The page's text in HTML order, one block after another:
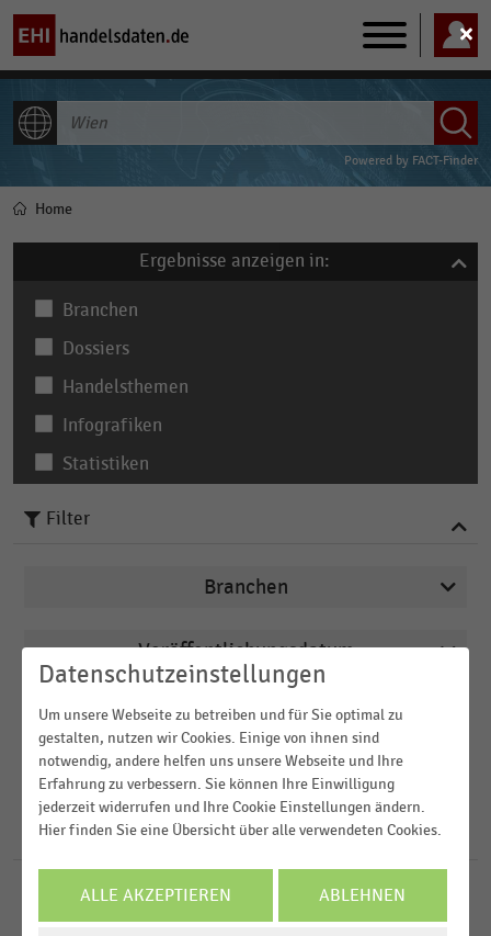
Main
navigation
Powered by FACT-Finder
Pfadnavigation
Home
Ergebnisse anzeigen in:
Branchen
Dossiers
Handelsthemen
Infografiken
Statistiken
921Ergebnisse fürWien
EINKAUFSVERHALTEN
Durchschnittliche Pro-Kopf-Ausgaben der
Filter
Branchen
Apotheken
Arbeitsmarkt
Augenoptiker
Bäckereien
Bau- und Heimwerkermärkte
MEHR ANZEIGEN
Veröffentlichungsdatum
2025
2024
2023
MEHR ANZEIGEN
Region
Deutschland
Österreich
Schweiz
D-A-CH-Region
FILTER ZURÜCKSETZEN
Datenschutzeinstellungen
Um unsere Webseite zu betreiben und für Sie optimal zu
gestalten, nutzen wir Cookies. Einige von ihnen sind
notwendig, andere helfen uns unsere Webseite und Ihre
Erfahrung zu verbessern. Sie können Ihre Einwilligung
jederzeit widerrufen und Ihre Cookie Einstellungen ändern.
Hier finden Sie eine Übersicht über alle verwendeten Cookies.
ALLE AKZEPTIEREN ABLEHNEN